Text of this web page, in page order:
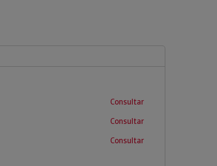
Consultar
Consultar
Consultar